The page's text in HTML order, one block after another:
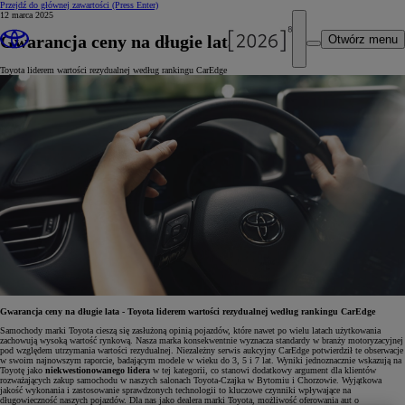
Przejdź do głównej zawartości (Press Enter)
Otwórz menu
12 marca 2025
Gwarancja ceny na długie lata
Toyota liderem wartości rezydualnej według rankingu CarEdge
Gwarancja ceny na długie lata - Toyota liderem wartości rezydualnej według rankingu CarEdge
Samochody marki Toyota cieszą się zasłużoną opinią pojazdów, które nawet po wielu latach użytkowania
zachowują wysoką wartość rynkową. Nasza marka konsekwentnie wyznacza standardy w branży motoryzacyjnej
pod względem utrzymania wartości rezydualnej. Niezależny serwis aukcyjny CarEdge potwierdził te obserwacje
w swoim najnowszym raporcie, badającym modele w wieku do 3, 5 i 7 lat. Wyniki jednoznacznie wskazują na
Toyotę jako niekwestionowanego lidera w tej kategorii, co stanowi dodatkowy argument dla klientów
rozważających zakup samochodu w naszych salonach Toyota-Czajka w Bytomiu i Chorzowie. Wyjątkowa
jakość wykonania i zastosowanie sprawdzonych technologii to kluczowe czynniki wpływające na
długowieczność naszych pojazdów. Dla nas jako dealera marki Toyota, możliwość oferowania aut o